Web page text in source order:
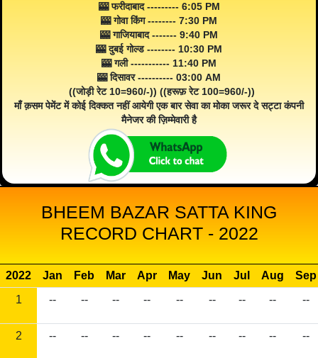
🎰 फरीदाबाद --------- 6:05 PM
🎰 गोवा किंग -------- 7:30 PM
🎰 गाजियाबाद ------- 9:40 PM
🎰 दुबई गोल्ड -------- 10:30 PM
🎰 गली ----------- 11:40 PM
🎰 दिसावर ---------- 03:00 AM
((जोड़ी रेट 10=960/-)) ((हरूफ़ रेट 100=960/-))
माँ क़सम पेमेंट में कोई दिक्कत नहीं आयेगी एक बार सेवा का मोका जरूर दे सट्टा कंपनी
मैनेजर की ज़िम्मेवारी है
BHEEM BAZAR SATTA KING
RECORD CHART - 2022
2022 Jan Feb Mar Apr May Jun Jul Aug
Sep
1
-- -- -- -- -- -- -- -- --
2 -- -- -- -- -- -- -- -- --